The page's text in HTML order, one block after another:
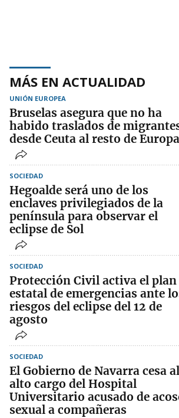
MÁS EN ACTUALIDAD
UNIÓN EUROPEA
Bruselas asegura que no ha
habido traslados de
desde Ceuta al resto de Europa
SOCIEDAD
Hegoalde será uno de los
enclaves privilegiados de la
península para observar el
eclipse de Sol
SOCIEDAD
Protección Civil activa el plan
estatal de emergencias ante
riesgos del eclipse del 12 de
agosto
SOCIEDAD
El Gobierno de Navarra cesa al
alto cargo del Hospital
Universitario acusado de
sexual a compañeras